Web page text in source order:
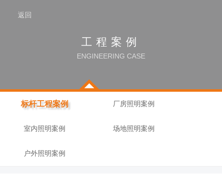
返回
工程案例
ENGINEERING CASE
标杆工程案例 厂房照明案例
室内照明案例 场地照明案例
户外照明案例